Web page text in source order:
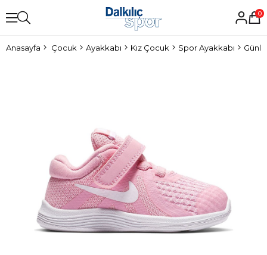
0
Anasayfa Çocuk Ayakkabı Kız Çocuk Spor Ayakkabı